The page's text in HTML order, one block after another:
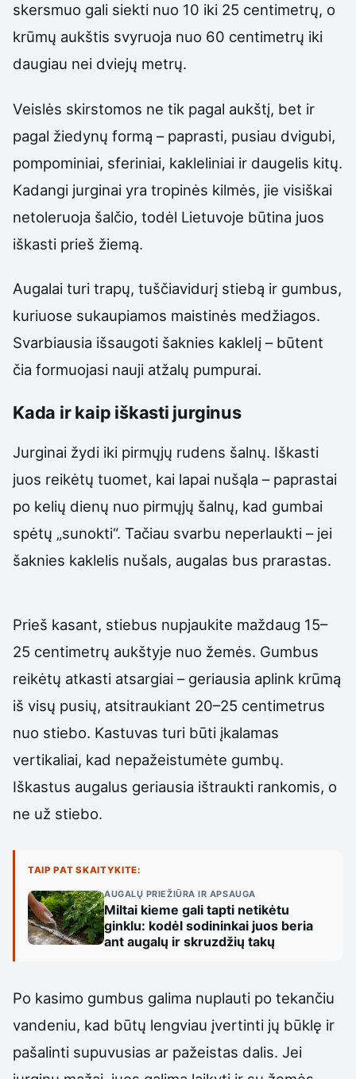
skersmuo gali siekti nuo 10 iki 25 centimetrų, o
krūmų aukštis svyruoja nuo 60 centimetrų iki
daugiau nei dviejų metrų.
Veislės skirstomos ne tik pagal aukštį, bet ir
pagal žiedynų formą – paprasti, pusiau dvigubi,
pompominiai, sferiniai, kakleliniai ir daugelis kitų.
Kadangi jurginai yra tropinės kilmės, jie visiškai
netoleruoja šalčio, todėl Lietuvoje būtina juos
iškasti prieš žiemą.
Augalai turi trapų, tuščiavidurį stiebą ir gumbus,
kuriuose sukaupiamos maistinės medžiagos.
Svarbiausia išsaugoti šaknies kaklelį – būtent
čia formuojasi nauji atžalų pumpurai.
Kada ir kaip iškasti jurginus
Jurginai žydi iki pirmųjų rudens šalnų. Iškasti
juos reikėtų tuomet, kai lapai nušąla – paprastai
po kelių dienų nuo pirmųjų šalnų, kad gumbai
spėtų „sunokti“. Tačiau svarbu neperlaukti – jei
šaknies kaklelis nušals, augalas bus prarastas.
Prieš kasant, stiebus nupjaukite maždaug 15–
25 centimetrų aukštyje nuo žemės. Gumbus
reikėtų atkasti atsargiai – geriausia aplink krūmą
iš visų pusių, atsitraukiant 20–25 centimetrus
nuo stiebo. Kastuvas turi būti įkalamas
vertikaliai, kad nepažeistumėte gumbų.
Iškastus augalus geriausia ištraukti rankomis, o
ne už stiebo.
TAIP PAT SKAITYKITE:
AUGALŲ PRIEŽIŪRA IR APSAUGA
Miltai kieme gali tapti netikėtu
ginklu: kodėl sodininkai juos beria
ant augalų ir skruzdžių takų
Po kasimo gumbus galima nuplauti po tekančiu
vandeniu, kad būtų lengviau įvertinti jų būklę ir
pašalinti supuvusias ar pažeistas dalis. Jei